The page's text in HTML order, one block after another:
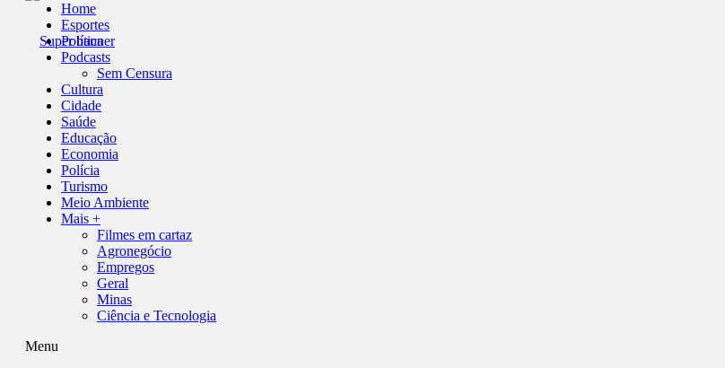
Home
Esportes
Política
Podcasts
Sem Censura
Cultura
Cidade
Saúde
Educação
Economia
Polícia
Turismo
Meio Ambiente
Mais +
Filmes em cartaz
Agronegócio
Empregos
Geral
Minas
Ciência e Tecnologia
Menu